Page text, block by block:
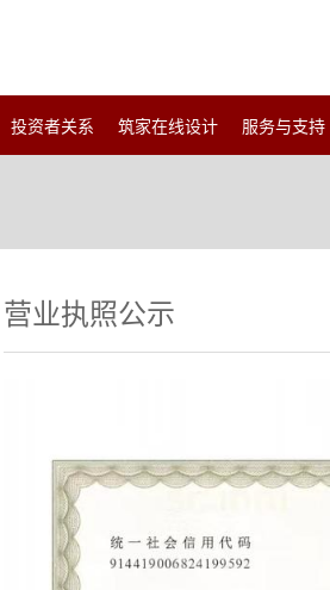
投资者关系 筑家在线设计 服务与支持
营业执照公示